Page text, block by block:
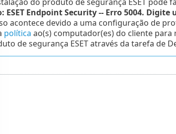
ESET Endpoint Security -- Erro 5004.
acontece devido a uma configuração de
política ao(s) computador(es) do cliente
de segurança ESET através da tarefa de